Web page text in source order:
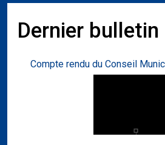
Dernier bulletin
Compte rendu du Conseil